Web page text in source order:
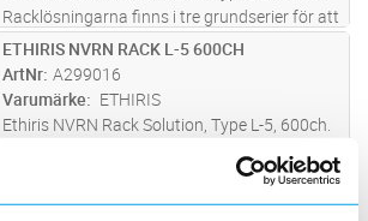
Racklösningarna finns i tre grundserier för att
täcka behov av olika storlekar på
anläggningarna. Dessa är Serie S (Small),
Serie M (Medium) och Serie L (
ST Lägg i kundvagn
ETHIRIS NVRN RACK L-5 600CH
ArtNr A299016
Varumärke
ETHIRIS
Ethiris NVRN Rack Solution, Type L-5, 600ch.
täcka behov av olika storlekar på
anläggningarna. Dessa är Serie S (Small),
ETHIRIS NVRN RACK L-5 800CH
ArtNr A299017